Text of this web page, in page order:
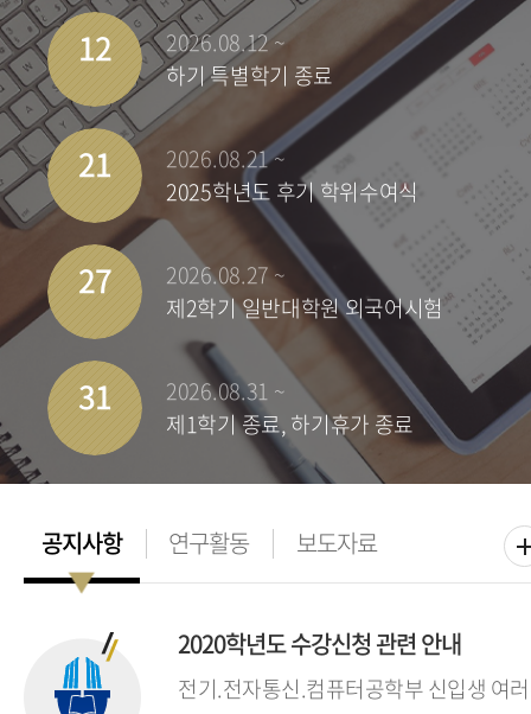
12
2026.08.12 ~
하기 특별학기 종료
21
2026.08.21 ~
2025학년도 후기 학위수여식
27
2026.08.27 ~
제2학기 일반대학원 외국어시험
31
2026.08.31 ~
제1학기 종료, 하기휴가 종료
2020학년도 수강신청 관련 안내
전기.전자통신.컴퓨터공학부 신입생 여